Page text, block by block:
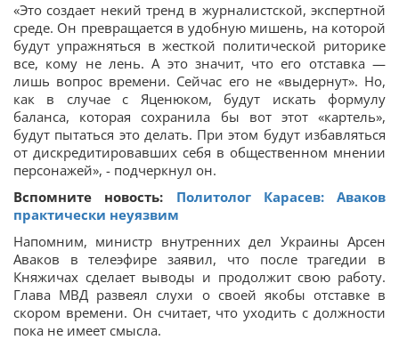
«Это создает некий тренд в журналистской, экспертной
среде. Он превращается в удобную мишень, на которой
будут упражняться в жесткой политической риторике
все, кому не лень. А это значит, что его отставка —
лишь вопрос времени. Сейчас его не «выдернут». Но,
как в случае с Яценюком, будут искать формулу
баланса, которая сохранила бы вот этот «картель»,
будут пытаться это делать. При этом будут избавляться
от дискредитировавших себя в общественном мнении
персонажей», - подчеркнул он.
Вспомните новость: Политолог Карасев: Аваков
практически неуязвим
Напомним, министр внутренних дел Украины Арсен
Аваков в телеэфире заявил, что после трагедии в
Княжичах сделает выводы и продолжит свою работу.
Глава МВД развеял слухи о своей якобы отставке в
скором времени. Он считает, что уходить с должности
пока не имеет смысла.